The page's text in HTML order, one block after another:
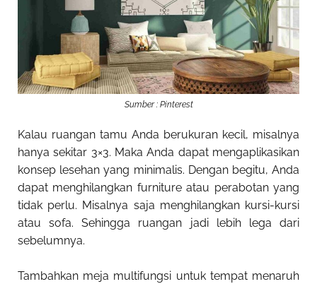
Sumber : Pinterest
Kalau ruangan tamu Anda berukuran kecil, misalnya
hanya sekitar 3×3. Maka Anda dapat mengaplikasikan
konsep lesehan yang minimalis. Dengan begitu, Anda
dapat menghilangkan furniture atau perabotan yang
tidak perlu. Misalnya saja menghilangkan kursi-kursi
atau sofa. Sehingga ruangan jadi lebih lega dari
sebelumnya.
Tambahkan meja multifungsi untuk tempat menaruh